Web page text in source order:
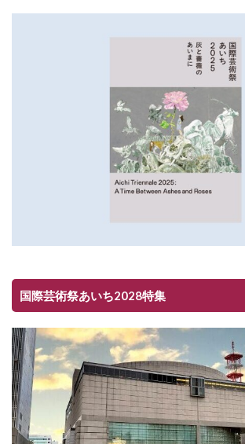
国際芸術祭あいち2028特集